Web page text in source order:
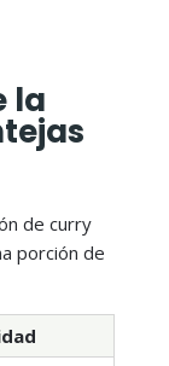
la
de curry
porción de